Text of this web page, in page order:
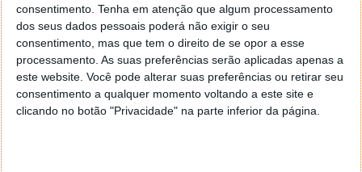
consentimento. Tenha em atenção que algum processamento
dos seus dados pessoais poderá não exigir o seu
consentimento, mas que tem o direito de se opor a esse
processamento. As suas preferências serão aplicadas apenas a
este website. Você pode alterar suas preferências ou retirar seu
consentimento a qualquer momento voltando a este site e
clicando no botão "Privacidade" na parte inferior da página.